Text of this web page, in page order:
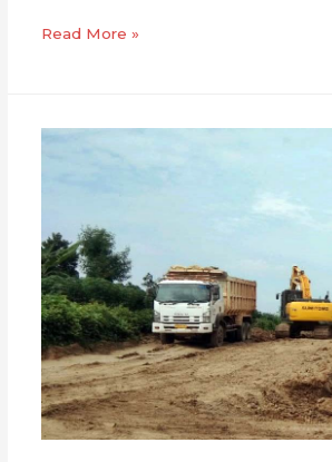
Spesialis
di
Read More »